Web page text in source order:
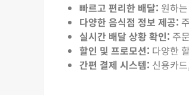
빠르고 편리한 배달: 원하
다양한 음식점 정보 제공:
실시간 배달 상황 확인: 주
할인 및 프로모션: 다양한
간편 결제 시스템: 신용카